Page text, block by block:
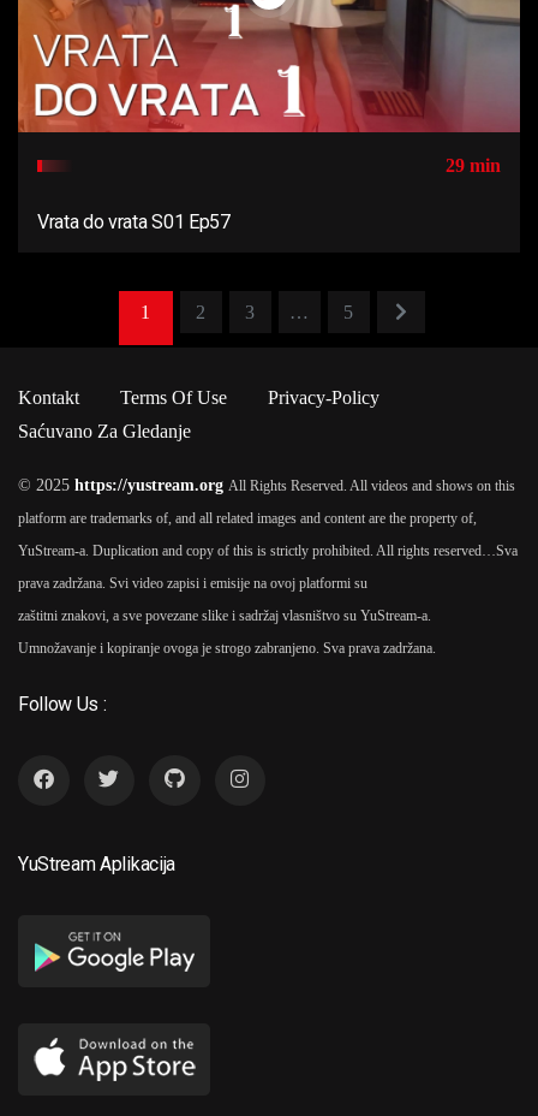
29 min
Vrata do vrata S01 Ep57
1 2 3 … 5
Kontakt Terms Of Use
Privacy-Policy
Saćuvano Za Gledanje
© 2025 https://yustream.org All Rights Reserved. All videos and shows on this
platform are trademarks of, and all related images and content are the property of,
YuStream-a. Duplication and copy of this is strictly prohibited. All rights reserved… Sva
prava zadržana. Svi video zapisi i emisije na ovoj platformi su
zaštitni znakovi, a sve povezane slike i sadržaj vlasništvo su YuStream-a.
Umnožavanje i kopiranje ovoga je strogo zabranjeno. Sva prava zadržana.
Follow Us :
YuStream Aplikacija